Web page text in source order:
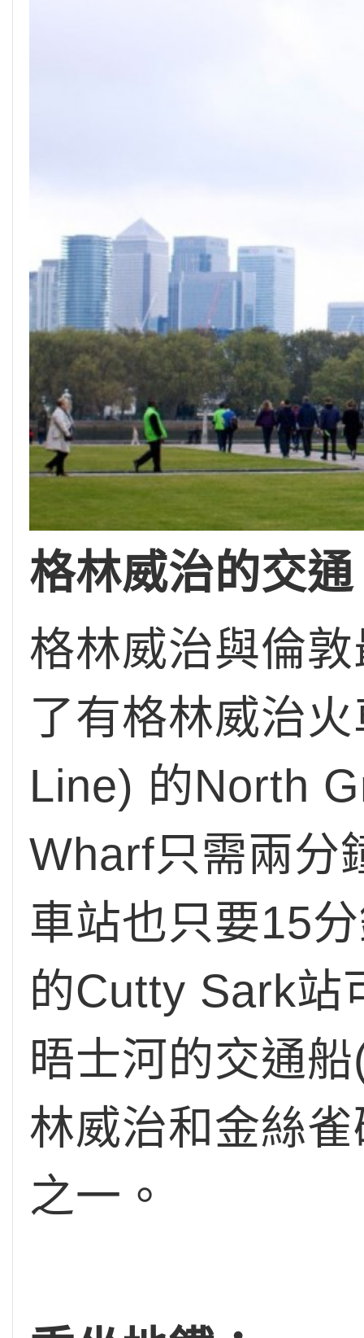
格林威治的交通
格林威治與倫
了有格林威治
Line) 的North
Wharf只需兩分
車站也只要15
的Cutty Sark站
晤士河的交通
林威治和金絲
之一。